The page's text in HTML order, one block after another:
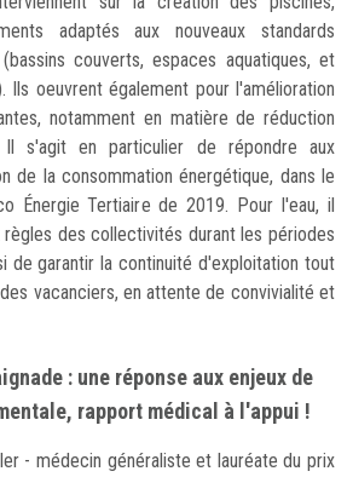
adaptés aux nouveaux standards
couverts, espaces aquatiques, et
Ils oeuvrent également pour l'amélioration
notamment en matière de réduction
Il s'agit en particulier de répondre aux
de la consommation énergétique, dans le
Énergie Tertiaire de 2019. Pour l'eau, il
des collectivités durant les périodes
de garantir la continuité d'exploitation tout
vacanciers, en attente de convivialité et
: une réponse aux enjeux de
rapport médical à l'appui !
- médecin généraliste et lauréate du prix